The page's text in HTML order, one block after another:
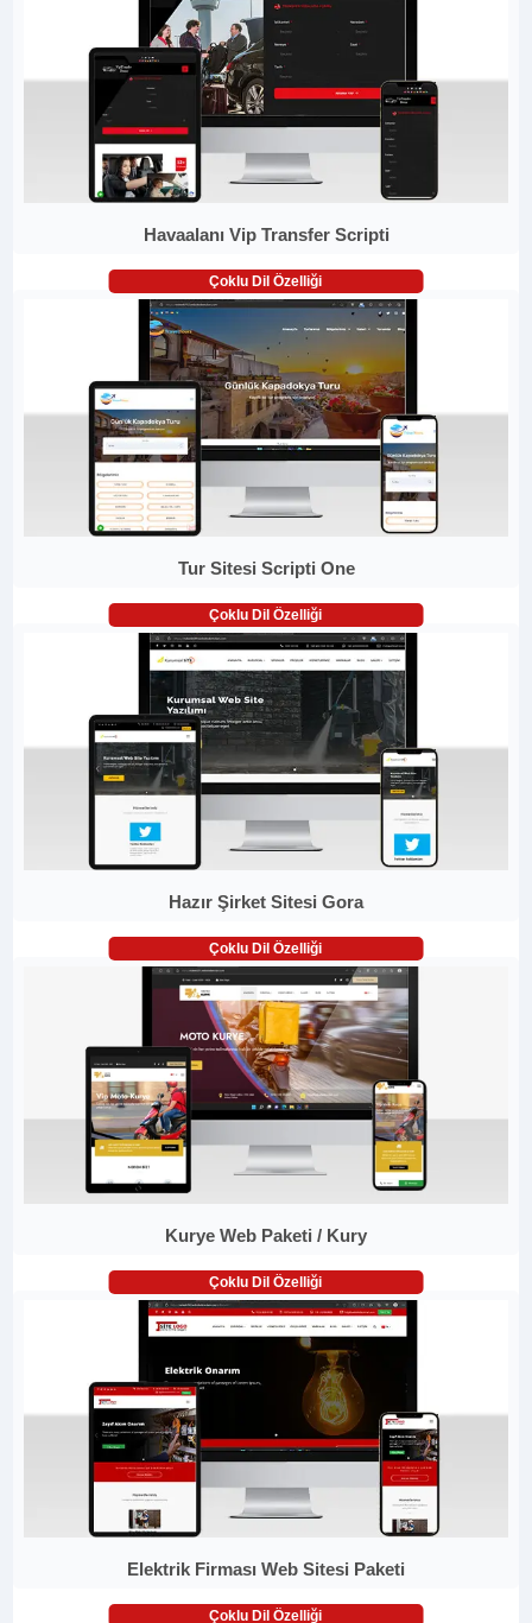
Havaalanı Vip Transfer Scripti
Çoklu Dil Özelliği
Tur Sitesi Scripti One
Çoklu Dil Özelliği
Hazır Şirket Sitesi Gora
Çoklu Dil Özelliği
Kurye Web Paketi / Kury
Çoklu Dil Özelliği
Elektrik Firması Web Sitesi Paketi
Çoklu Dil Özelliği